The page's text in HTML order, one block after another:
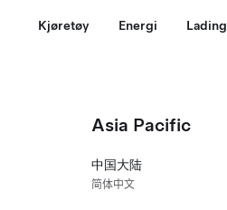
Kjøretøy Energi Lading
Asia Pacific
中国大陆
简体中文